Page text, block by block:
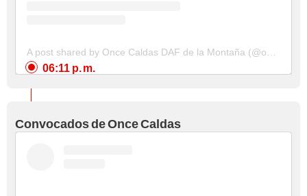
06:11 p. m.
Convocados de Once Caldas